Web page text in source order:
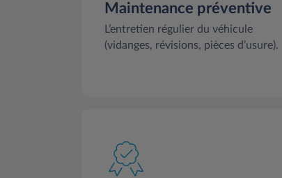
Maintenance préventive
L’entretien régulier du véhicule
(vidanges, révisions, pièces d’usure).